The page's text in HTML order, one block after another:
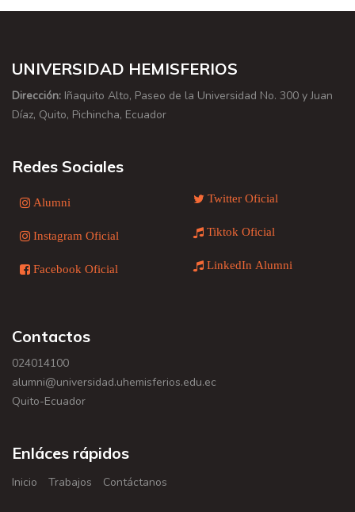
UNIVERSIDAD HEMISFERIOS
Dirección: Iñaquito Alto, Paseo de la Universidad No. 300 y Juan
Díaz, Quito, Pichincha, Ecuador
Redes Sociales
Alumni
Instagram Oficial
Facebook Oficial
Twitter Oficial
Tiktok Oficial
LinkedIn Alumni
Contactos
024014100
alumni@universidad.uhemisferios.edu.ec
Quito-Ecuador
Enláces rápidos
Inicio Trabajos Contáctanos